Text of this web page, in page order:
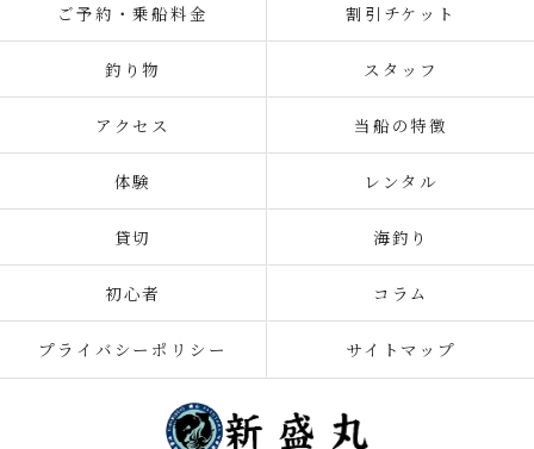
ご予約・乗船料金 割引チケット
釣り物 スタッフ
アクセス 当船の特徴
体験 レンタル
貸切 海釣り
初心者 コラム
プライバシーポリシー サイトマップ